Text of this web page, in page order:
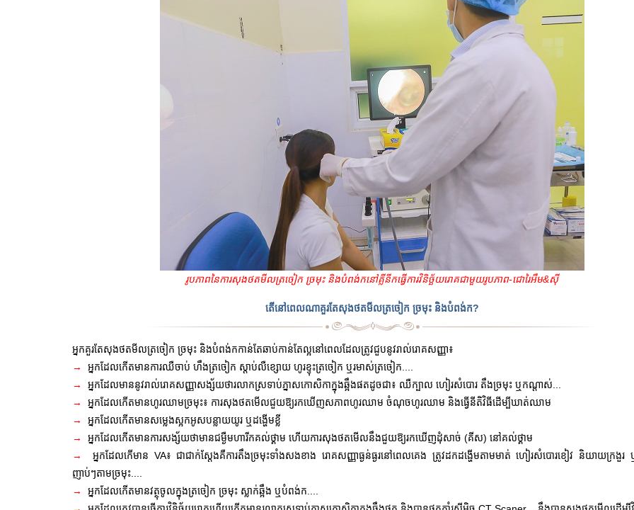
រូបភាពនៃការសុងថតមីលត្រចៀក ច្រមុះ និងបំពង់កនៅគ្លីនីកធ្វើការវិនិច្ឆ័យរោគជាមួយរូបភាព-ជោរៃអឹម&ស៊ី
តើនៅពេលណាគួរតែសុងថតមីលត្រចៀក ច្រមុះ និងបំពង់ក?
អ្នកគួរតែសុងថតមីលត្រចៀក ច្រមុះ និងបំពង់កកាន់តែឆាប់កាន់តែល្អនៅពេលដែលត្រូវជួបនូវរាល់រោគសញ្ញា៖
→ អ្នកដែលកើតមានការឈឺចាប់ ហឹងត្រចៀក ស្តាប់លឺខ្សោយ ហូរខ្ទុះត្រចៀក ឬរមាស់ត្រចៀក....
→
អ្នកដែលមាននូវរាល់រោគសញ្ញាសង្ស័យថារលាកស្រទាប់ភ្នាសកោសិកាក្នុងឆ្អឹងផតដូចជា៖ ឈឺក្បាល ហៀរសំបោរ តឹងច្រមុះ ឬកណ្តាស់...
→
អ្នកដែលកើតមានហូរឈាមច្រមុះ៖ ការសុងថតមើលជួយឱ្យរកឃើញសភាពហូរឈាម ចំណុចហូរឈាម និងធ្វើនីតិវិធីដើម្បីឃាត់ឈាម
→
អ្នកដែលកើតមានសម្លេងស្អកអូសបន្លាយយូរ ឬដង្ហើមខ្លី
→
អ្នកដែលកើតមានការសង្ស័យថាមានជម្ងឺមហារីកគល់ថ្គាម ហើយការសុងថតមើលនឹងជួយឱ្យរកឃើញដុំសាច់ (គីស) នៅគល់ថ្គាម
→
អ្នកដែលកើមាន VA៖ ជាជាក់ស្តែងគឺការតឹងច្រមុះទាំងសងខាង រោគសញ្ញាធ្ងន់ធ្ងរនៅពេលគេង ត្រូវដកដង្ហើមតាមមាត់ ហៀរសំបោរខៀវ និយាយក្រងួរ
ញាប់ៗតាមច្រមុះ....
→
អ្នកដែលកើតមានវត្ថុចូលក្នុងត្រចៀក ច្រមុះ ស្លាក់ឆ្អឹង ឬបំពង់ក....